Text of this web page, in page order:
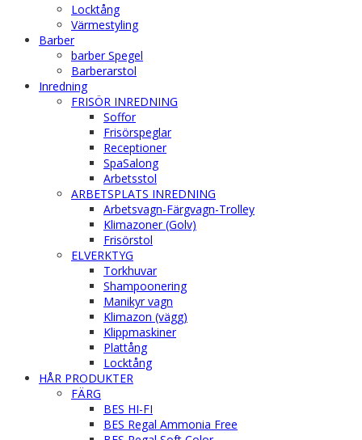
Locktång
Värmestyling
Barber
barber Spegel
Barberarstol
Inredning
FRISÖR INREDNING
Soffor
Frisörspeglar
Receptioner
SpaSalong
Arbetsstol
ARBETSPLATS INREDNING
Arbetsvagn-Färgvagn-Trolley
Klimazoner (Golv)
Frisörstol
ELVERKTYG
Torkhuvar
Shampoonering
Manikyr vagn
Klimazon (vägg)
Klippmaskiner
Plattång
Locktång
HÅR PRODUKTER
FÄRG
BES HI-FI
BES Regal Ammonia Free